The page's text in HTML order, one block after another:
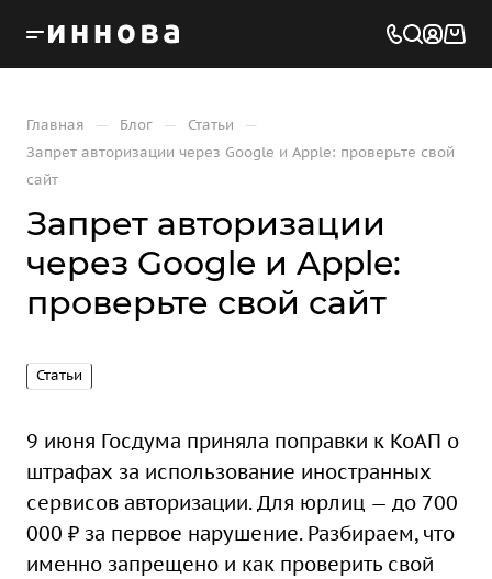
Главная — Блог — Статьи —
Запрет авторизации через Google и Apple: проверьте свой
сайт
Запрет авторизации
через Google и Apple:
проверьте свой сайт
Статьи
9 июня Госдума приняла поправки к КоАП о
штрафах за использование иностранных
сервисов авторизации. Для юрлиц — до 700
000 ₽ за первое нарушение. Разбираем, что
именно запрещено и как проверить свой